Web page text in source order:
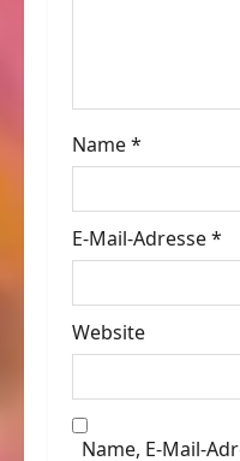
i
o
n
Name*
E-Mail-Adresse*
Website
Name, E-Mail-